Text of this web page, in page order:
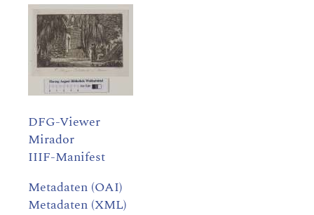
DFG-Viewer
Mirador
IIIF-Manifest
Metadaten (OAI)
Metadaten (XML)